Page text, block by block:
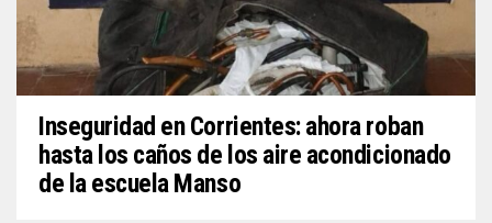
Inseguridad en Corrientes: ahora roban
hasta los caños de los aire acondicionado
de la escuela Manso